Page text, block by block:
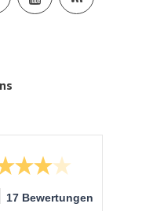
17 Bewertungen